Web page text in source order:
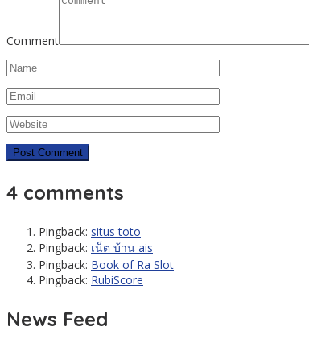
Comment
4 comments
Pingback: situs toto
Pingback: เน็ต บ้าน ais
Pingback: Book of Ra Slot
Pingback: RubiScore
News Feed